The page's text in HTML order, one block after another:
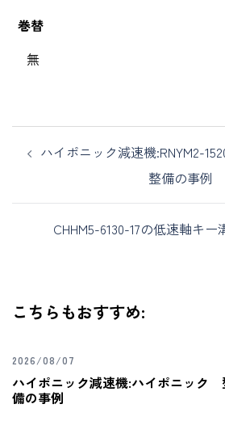
巻替
無
ハイポニック減速機:RNYM2-
整備の事例
CHHM5-6130-17の低速軸キー
こちらもおすすめ:
2026/08/07
ハイポニック減速機:ハイポニック
備の事例